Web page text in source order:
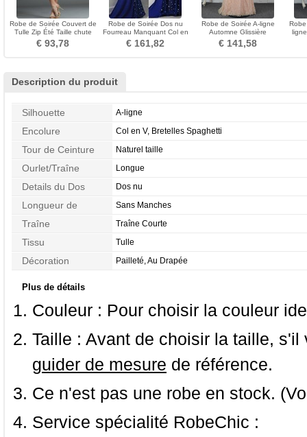
Robe de Soirée Couvert de
Tulle Zip Été Taille chute
Manquant
€ 93,78
Robe de Soirée Dos nu
Fourreau Manquant Col en
Cœur Perle Chiffon
€ 161,82
Robe de Soirée A-ligne
Automne Glissière
Rectangulaire Col en V
€ 141,58
Description du produit
Silhouette A-ligne
Encolure Col en V, Bretelles Spaghetti
Tour de Ceinture Naturel taille
Ourlet/Traîne Longue
Details du Dos Dos nu
Longueur de
Manches
Sans Manches
Traîne Traîne Courte
Tissu Tulle
Décoration Pailleté, Au Drapée
Plus de détails
Couleur : Pour choisir la couleur
Taille : Avant de choisir la taille,
guider de mesure de référence.
Ce n'est pas une robe en stock.
Service spécialité RobeChic :